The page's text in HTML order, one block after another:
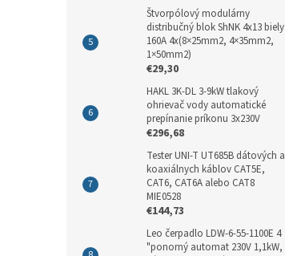
Štvorpólový modulárny
distribučný blok ShNK 4x13 biely
160A 4x(8×25mm2, 4×35mm2,
1×50mm2)
€29,30
HAKL 3K-DL 3-9kW tlakový
ohrievač vody automatické
prepínanie príkonu 3x230V
€296,68
Tester UNI-T UT685B dátových a
koaxiálnych káblov CAT5E,
CAT6, CAT6A alebo CAT8
MIE0528
€144,73
Leo čerpadlo LDW-6-55-1100E 4
"ponorný automat 230V 1,1kW,